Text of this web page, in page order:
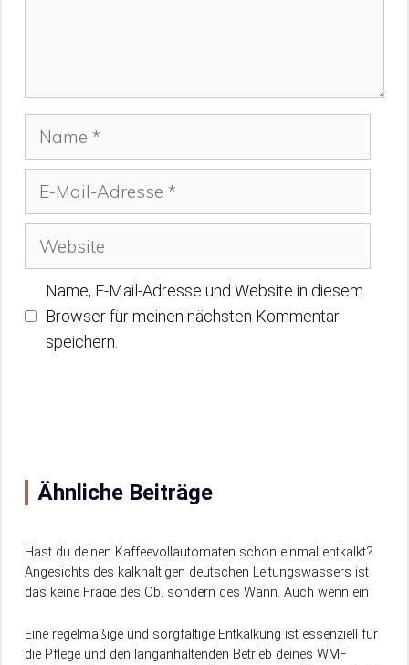
Adresse
Name, E-Mail-Adresse und Website in diesem
Browser für meinen nächsten Kommentar
speichern.
Ähnliche Beiträge
Hast du deinen Kaffeevollautomaten schon einmal entkalkt?
Angesichts des kalkhaltigen deutschen Leitungswassers ist
das keine Frage des Ob, sondern des Wann. Auch wenn ein
Eine regelmäßige und sorgfältige Entkalkung ist essenziell für
die Pflege und den langanhaltenden Betrieb deines WMF